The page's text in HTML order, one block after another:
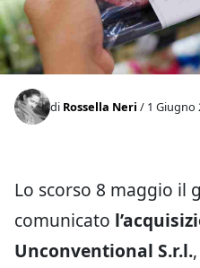
di Rossella Neri / 1 Giugno
Lo scorso 8 maggio il
comunicato
Unconventional S.r.l.